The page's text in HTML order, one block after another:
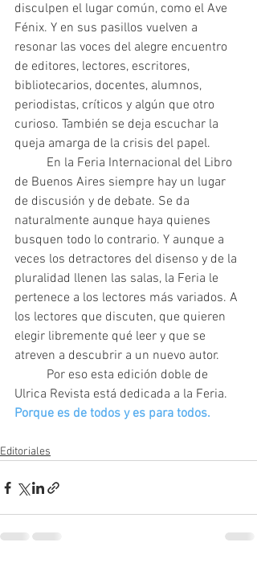
disculpen el lugar común, como el Ave
Fénix. Y en sus pasillos vuelven a
resonar las voces del alegre encuentro
de editores, lectores, escritores,
bibliotecarios, docentes, alumnos,
periodistas, críticos y algún que otro
curioso. También se deja escuchar la
queja amarga de la crisis del papel.
de Buenos Aires siempre hay un lugar
de discusión y de debate. Se da
naturalmente aunque haya quienes
busquen todo lo contrario. Y aunque a
veces los detractores del disenso y de la
pluralidad llenen las salas, la Feria le
pertenece a los lectores más variados. A
los lectores que discuten, que quieren
elegir libremente qué leer y que se
atreven a descubrir a un nuevo autor.
Ulrica Revista está dedicada a la Feria.
Porque es de todos y es para todos.
Editoriales